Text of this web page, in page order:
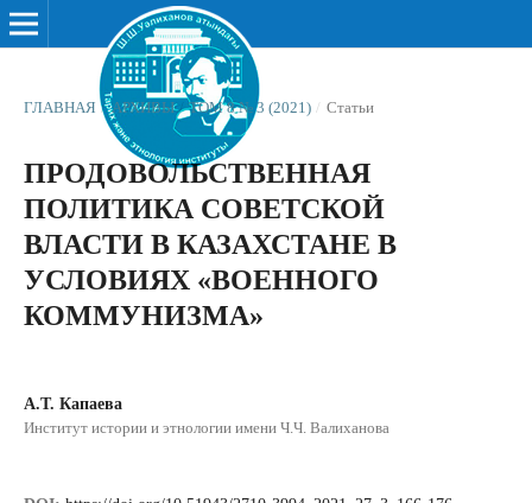
ГЛАВНАЯ / АРХИВЫ / ТОМ 8 № 3 (2021) / Статьи
ПРОДОВОЛЬСТВЕННАЯ
ПОЛИТИКА СОВЕТСКОЙ
ВЛАСТИ В КАЗАХСТАНЕ В
УСЛОВИЯХ «ВОЕННОГО
КОММУНИЗМА»
А.Т. Капаева
Институт истории и этнологии имени Ч.Ч. Валиханова